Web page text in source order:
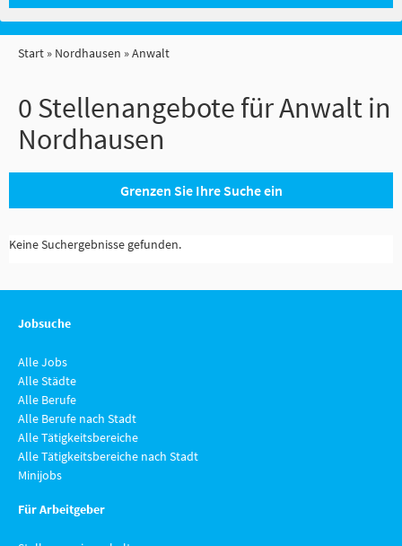
Start Nordhausen Anwalt
0 Stellenangebote für Anwalt in
Nordhausen
Grenzen Sie Ihre Suche ein
Keine Suchergebnisse gefunden.
Jobsuche
Alle Jobs
Alle Städte
Alle Berufe
Alle Berufe nach Stadt
Alle Tätigkeitsbereiche
Alle Tätigkeitsbereiche nach Stadt
Minijobs
Für Arbeitgeber